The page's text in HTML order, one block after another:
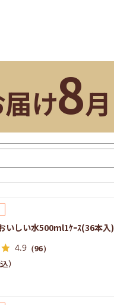
け8月
しい水500ml1ｹｰｽ(36本入)
4.9 （96）